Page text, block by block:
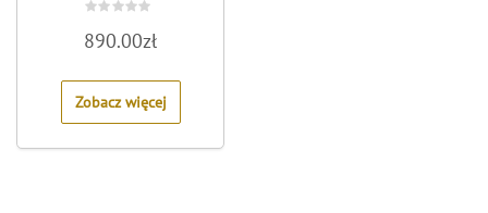
0
out
5
890.00zł
Zobacz więcej